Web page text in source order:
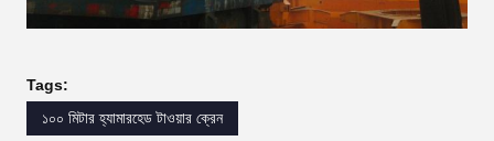
Tags:
১০০ মিটার হ্যামারহেড টাওয়ার ক্রেন